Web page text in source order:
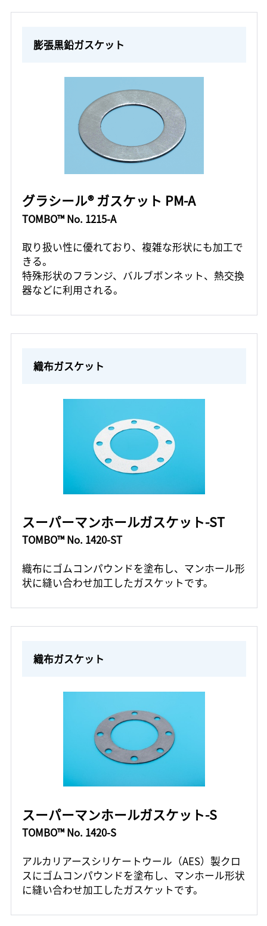
膨張黒鉛ガスケット
グラシール® ガスケット PM-A
TOMBO™ No. 1215-A
取り扱い性に優れており、複雑な形状にも加工で
きる。
特殊形状のフランジ、バルブボンネット、熱交換
器などに利用される。
織布ガスケット
スーパーマンホールガスケット-ST
TOMBO™ No. 1420-ST
織布にゴムコンパウンドを塗布し、マンホール形
状に縫い合わせ加工したガスケットです。
織布ガスケット
スーパーマンホールガスケット-S
TOMBO™ No. 1420-S
アルカリアースシリケートウール（AES）製クロ
スにゴムコンパウンドを塗布し、マンホール形状
に縫い合わせ加工したガスケットです。